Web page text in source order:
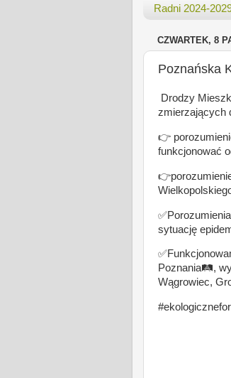
Radni 2024-
CZWARTEK, 8
Poznańska
Drodzy
zmierzających
👉
funkcjonować
sytuację
Poznania🛤,
Wągrowiec,